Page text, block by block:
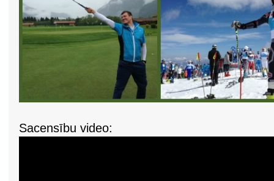
Sacensību video: